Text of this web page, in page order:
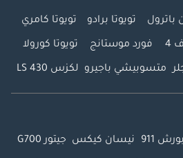
باترول تويوتا برادو تويوتا كامري
4 فورد موستانج تويوتا كورولا
متسوبيشي باجيرو لكزس LS 430
بورش 911 نيسان كيكس جيتور G700